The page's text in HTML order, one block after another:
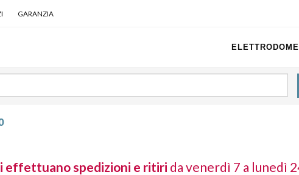
GARANZIA
effettuano spedizioni e ritiri da venerdì 7 a lunedì